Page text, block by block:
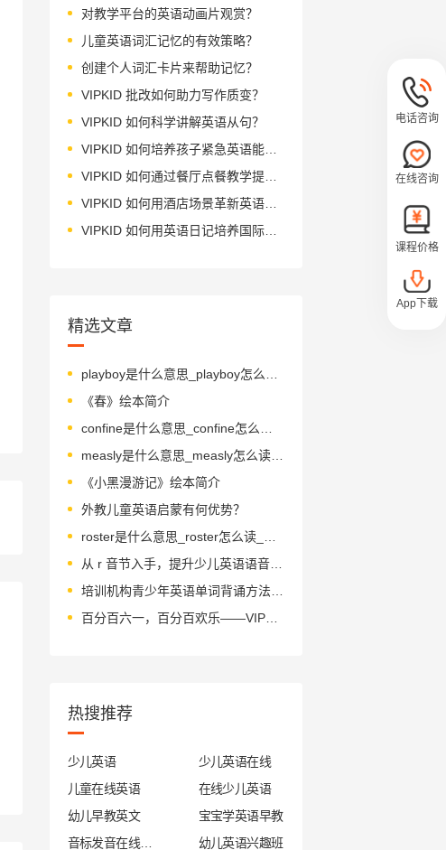
对教学平台的英语动画片观赏？
儿童英语词汇记忆的有效策略？
创建个人词汇卡片来帮助记忆？
VIPKID 批改如何助力写作质变？
VIPKID 如何科学讲解英语从句？
VIPKID 如何培养孩子紧急英语能力？
VIPKID 如何通过餐厅点餐教学提升少儿英语应用能力？
VIPKID 如何用酒店场景革新英语教学？
VIPKID 如何用英语日记培养国际化人才？
精选文章
《春》绘本简介
measly是什么意思_measly怎么读_音标ˈmi-zli
《小黑漫游记》绘本简介
外教儿童英语启蒙有何优势？
从 r 音节入手，提升少儿英语语音表达能力
培训机构青少年英语单词背诵方法分享
百分百六一，百分百欢乐——VIPKD亮相朝阳公园，朝阳大悦城
热搜推荐
少儿英语
少儿英语在线
儿童在线英语
在线少儿英语
幼儿早教英文
宝宝学英语早教
幼儿英语兴趣班
电话咨询
在线咨询
课程价格
App下载